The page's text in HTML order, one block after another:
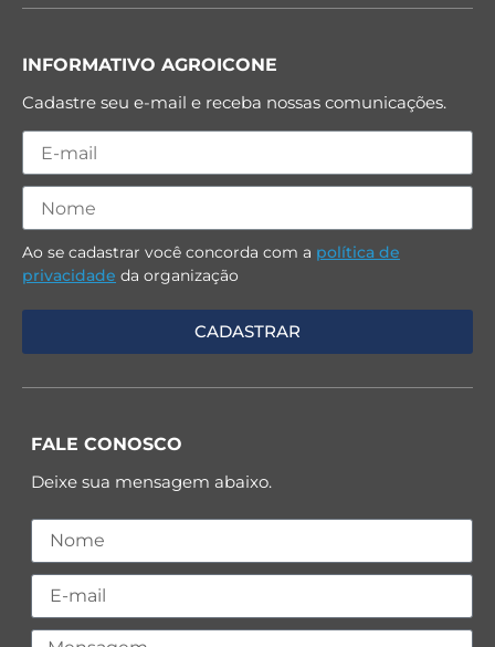
INFORMATIVO AGROICONE
Cadastre seu e-mail e receba nossas comunicações.
Ao se cadastrar você concorda com a política de
privacidade da organização
FALE CONOSCO
Deixe sua mensagem abaixo.